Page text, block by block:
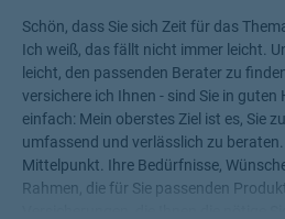
Schön, dass Sie sich Zeit für das
Ich weiß, das fällt nicht immer leicht.
leicht, den passenden Berater zu
versichere ich Ihnen - sind Sie in guten
einfach: Mein oberstes Ziel ist es, Sie
umfassend und verlässlich zu beraten.
Mittelpunkt. Ihre Bedürfnisse,
Rahmen, die für Sie passenden